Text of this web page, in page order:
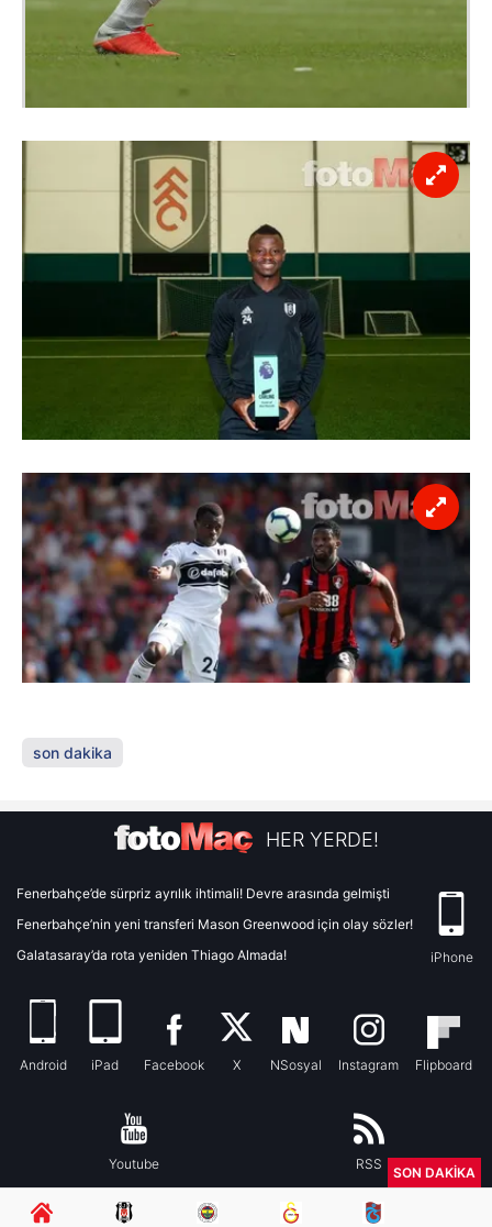
son dakika
HER YERDE!
Fenerbahçe’de sürpriz ayrılık ihtimali! Devre arasında gelmişti
Fenerbahçe’nin yeni transferi Mason Greenwood için olay sözler!
Galatasaray’da rota yeniden Thiago Almada!
iPhone
Android iPad Facebook X NSosyal Instagram Flipboard
Youtube RSS
SON DAKİKA